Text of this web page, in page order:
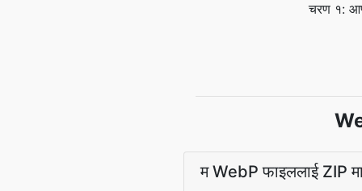
चरण १:
म WebP फाइललाई ZIP